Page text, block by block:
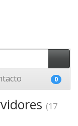
0
(17